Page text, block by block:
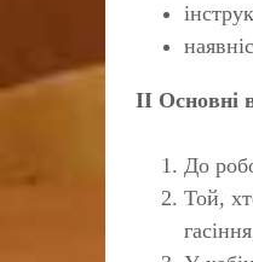
ІІ Основні
До
Той,